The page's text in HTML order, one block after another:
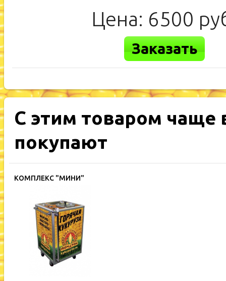
Цена: 6500
Заказать
С этим товаром чаще
покупают
КОМПЛЕКС "МИНИ"